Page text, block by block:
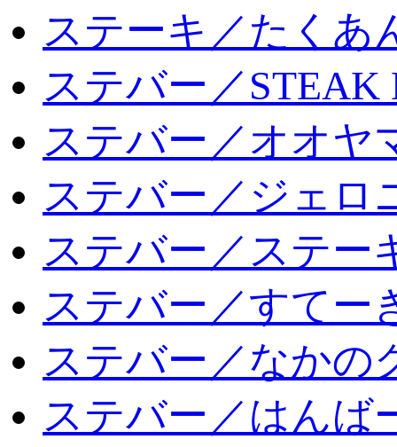
ステーキ／たくあ
ステバー／STEAK
ステバー／オオヤ
ステバー／ジェロ
ステバー／ステー
ステバー／すてー
ステバー／なかの
ステバー／はんば